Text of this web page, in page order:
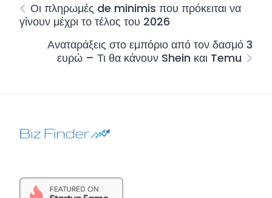
Οι πληρωμές de minimis που πρόκειται να
γίνουν μέχρι το τέλος του 2026
Αναταράξεις στο εμπόριο από τον δασμό 3
ευρώ – Τι θα κάνουν Shein και Temu